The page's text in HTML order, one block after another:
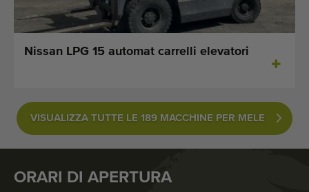
Nissan LPG 15 automat carrelli elevatori
VISUALIZZA TUTTE LE 189 MACCHINE PER MELE
ORARI DI APERTURA